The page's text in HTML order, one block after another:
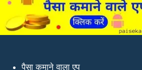
पैसा कमाने वाला एप